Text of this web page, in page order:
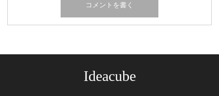
Ideacube